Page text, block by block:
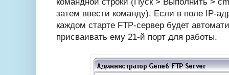
затем ввести команду). Если в поле IP-
каждом старте FTP-сервер будет
присваивать ему 21-й порт для работы.